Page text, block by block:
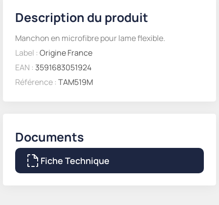
Description du produit
Manchon en microfibre pour lame flexible.
Label : Origine France
EAN : 3591683051924
Référence : TAM519M
Documents
Fiche Technique